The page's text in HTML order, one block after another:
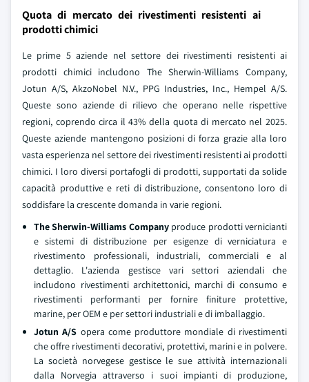
Quota di mercato dei rivestimenti resistenti ai
prodotti chimici
Le prime 5 aziende nel settore dei rivestimenti resistenti ai
prodotti chimici includono The Sherwin-Williams Company,
Jotun A/S, AkzoNobel N.V., PPG Industries, Inc., Hempel A/S.
Queste sono aziende di rilievo che operano nelle rispettive
regioni, coprendo circa il 43% della quota di mercato nel 2025.
Queste aziende mantengono posizioni di forza grazie alla loro
vasta esperienza nel settore dei rivestimenti resistenti ai prodotti
chimici. I loro diversi portafogli di prodotti, supportati da solide
capacità produttive e reti di distribuzione, consentono loro di
soddisfare la crescente domanda in varie regioni.
The Sherwin-Williams Companyproduce prodotti vernicianti
e sistemi di distribuzione per esigenze di verniciatura e
rivestimento professionali, industriali, commerciali e al
dettaglio. L'azienda gestisce vari settori aziendali che
includono rivestimenti architettonici, marchi di consumo e
rivestimenti performanti per fornire finiture protettive,
marine, per OEM e per settori industriali e di imballaggio.
Jotun A/S opera come produttore mondiale di rivestimenti
che offre rivestimenti decorativi, protettivi, marini e in polvere.
La società norvegese gestisce le sue attività internazionali
dalla Norvegia attraverso i suoi impianti di produzione,